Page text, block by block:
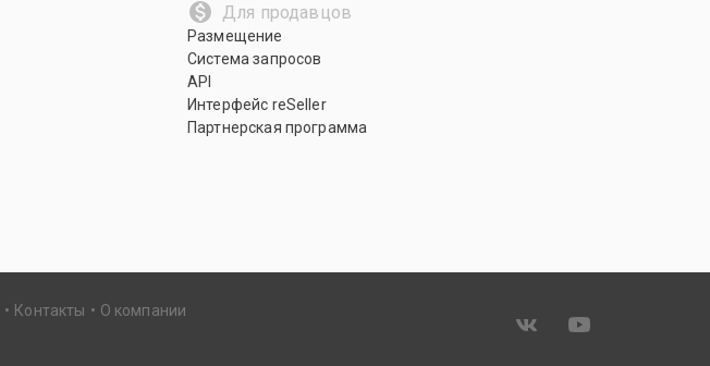
Для продавцов
Размещение
Система запросов
API
Интерфейс reSeller
Партнерская программа
Контакты О компании